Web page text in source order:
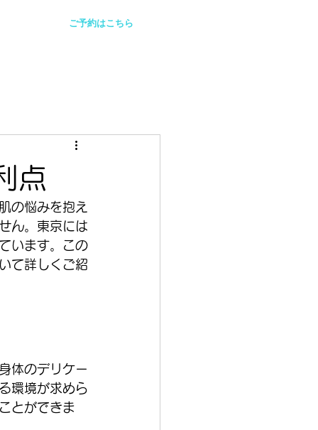
ご予約はこちら
点
の悩みを抱え
ん。東京には
います。この
て詳しくご紹
体のデリケー
環境が求めら
とができま